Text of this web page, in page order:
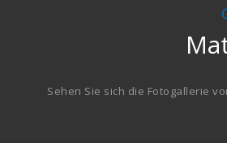
Sehen Sie sich die Fotogallerie